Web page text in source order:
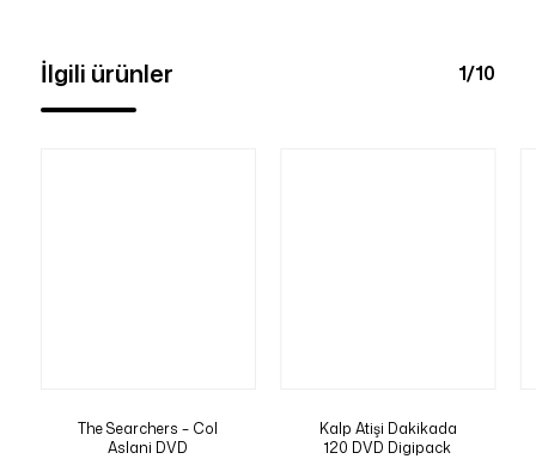
İlgili ürünler 1/10
The Searchers – Col
Aslani DVD
Kalp Atişi Dakikada
120 DVD Digipack